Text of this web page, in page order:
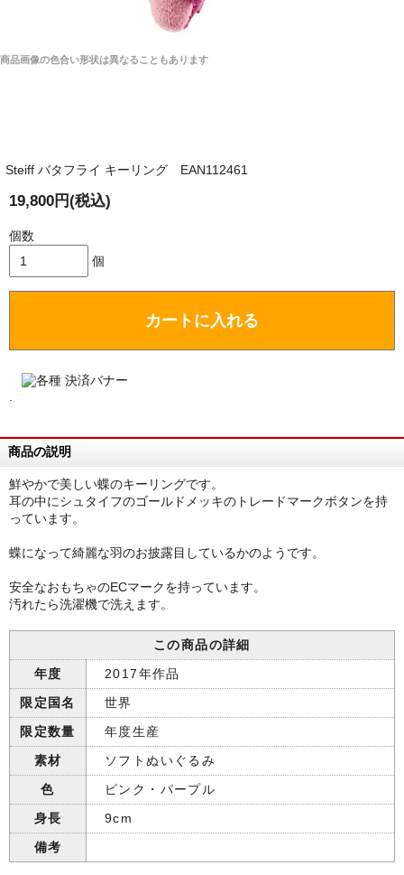
商品画像の色合い形状は異なることもあります
Steiff バタフライ キーリング EAN112461
19,800円(税込)
個数
個
カートに入れる
商品の説明
鮮やかで美しい蝶のキーリングです。
耳の中にシュタイフのゴールドメッキのトレードマークボタンを持
っています。
蝶になって綺麗な羽のお披露目しているかのようです。
安全なおもちゃのECマークを持っています。
汚れたら洗濯機で洗えます。
この商品の詳細
年度
2017年作品
限定国名
世界
限定数量
年度生産
素材
ソフトぬいぐるみ
色
ピンク・パープル
身長
9cm
備考